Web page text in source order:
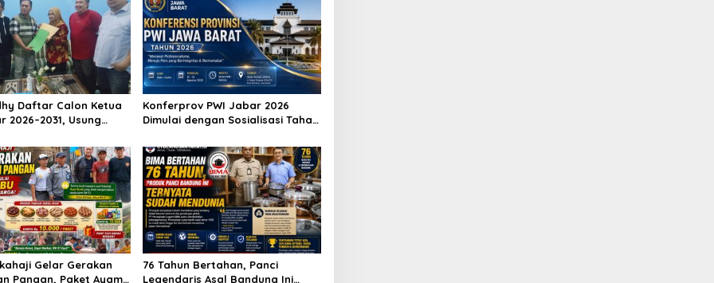
Daftar Calon Ketua
2026–2031, Usung
Internasional
Konferprov PWI Jabar 2026
Dimulai dengan Sosialisasi Tahap
dan Profesionalisme
Gelar Gerakan
Pangan, Paket Ayam
76 Tahun Bertahan, Panci
Legendaris Asal Bandung Ini